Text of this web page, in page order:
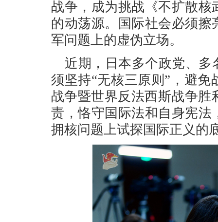
战争，成为挑战《不扩散
的动荡源。国际社会必须
军问题上的虚伪立场。
近期，日本多个政党、
须坚持“无核三原则”，避
战争暨世界反法西斯战争胜
责，恪守国际法和自身宪
拥核问题上试探国际正义的